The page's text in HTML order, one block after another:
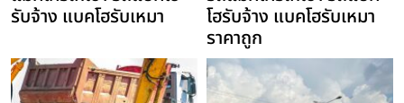
รับจ้าง แบคโฮรับเหมา
โฮรับจ้าง แบคโฮรับเหมา
ราคาถูก